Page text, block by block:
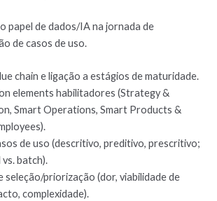
papel de dados/IA na jornada de
de casos de uso.
chain e ligação a estágios de maturidade.
elements habilitadores (Strategy &
Smart Operations, Smart Products &
de uso (descritivo, preditivo, prescritivo;
batch).
seleção/priorização (dor, viabilidade de
complexidade).